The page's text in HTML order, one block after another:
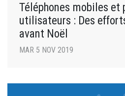
Téléphones mobiles et
utilisateurs : Des
avant Noël
MAR 5 NOV 2019